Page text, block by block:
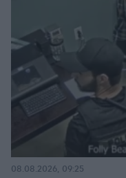
08.08.2026, 09:25